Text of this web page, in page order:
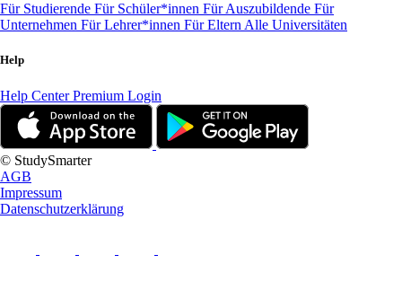
Für Studierende Für Schüler*innen Für Auszubildende Für
Unternehmen Für Lehrer*innen Für Eltern Alle Universitäten
Help
Help CenterPremium Login
© StudySmarter
AGB
Impressum
Datenschutzerklärung